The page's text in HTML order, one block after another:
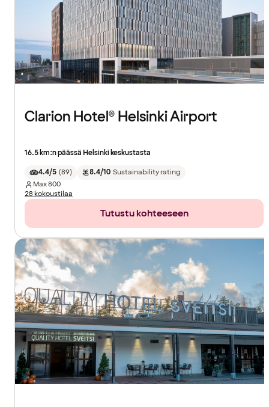
Clarion Hotel® Helsinki Airport
16.5 km:n päässä Helsinki keskustasta
4.4/5 (89) 8.4/10 Sustainability rating
Max800
28 kokoustilaa
Tutustu kohteeseen